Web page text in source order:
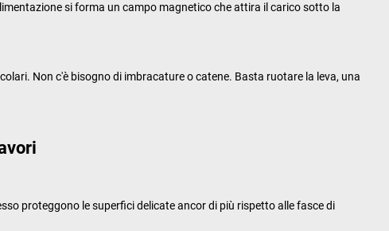
si forma un campo magnetico che attira il carico sotto la
Non c'è bisogno di imbracature o catene. Basta ruotare la leva, una
proteggono le superfici delicate ancor di più rispetto alle fasce di